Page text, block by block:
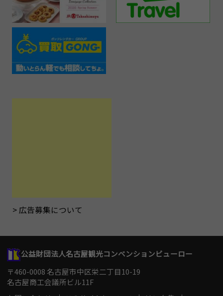
広告募集について
公益財団法人名古屋観光コンベンションビューロー
〒460-0008 名古屋市中区栄二丁目10-19
名古屋商工会議所ビル11F